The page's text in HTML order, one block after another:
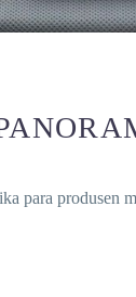
para produsen